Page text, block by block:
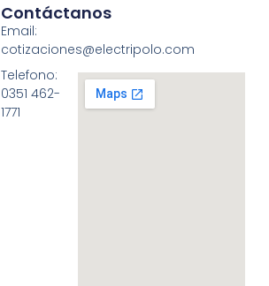
Contáctanos
Email:
cotizaciones@electripolo.com
Telefono:
0351 462-
1771